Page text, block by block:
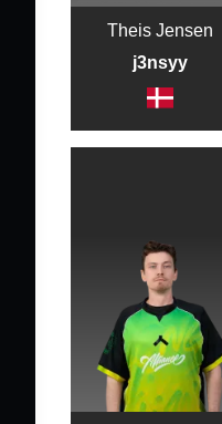
Theis Jensen
j3nsyy